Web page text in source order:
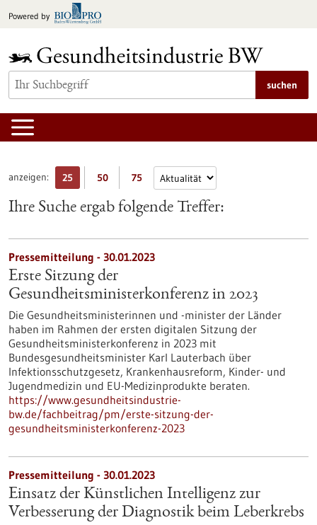
Inhalt
Powered by
suchen
anzeigen: 25 50 75
Ihre Suche ergab folgende Treffer:
Pressemitteilung - 30.01.2023
Erste Sitzung der
Gesundheitsministerkonferenz in 2023
Die Gesundheitsministerinnen und -minister der Länder
haben im Rahmen der ersten digitalen Sitzung der
Gesundheitsministerkonferenz in 2023 mit
Bundesgesundheitsminister Karl Lauterbach über
Infektionsschutzgesetz, Krankenhausreform, Kinder- und
Jugendmedizin und EU-Medizinprodukte beraten.
https://www.gesundheitsindustrie-
bw.de/fachbeitrag/pm/erste-sitzung-der-
gesundheitsministerkonferenz-2023
Pressemitteilung - 30.01.2023
Einsatz der Künstlichen Intelligenz zur
Verbesserung der Diagnostik beim Leberkrebs